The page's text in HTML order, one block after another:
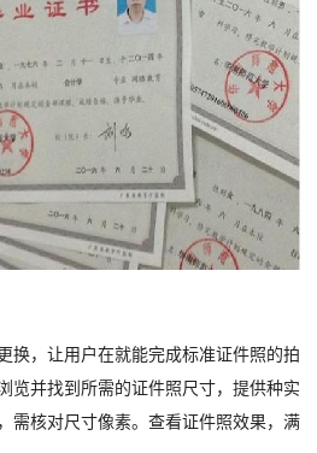
换，让用户在就能完成标准证件照的拍
览并找到所需的证件照尺寸，提供种实
需核对尺寸像素。查看证件照效果，满